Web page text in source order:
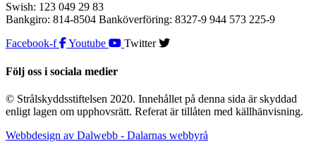
Swish: 123 049 29 83
Bankgiro: 814-8504 Banköverföring: 8327-9 944 573 225-9
Facebook-f
Youtube Twitter
Följ oss i sociala medier
© Strålskyddsstiftelsen 2020. Innehållet på denna sida är skyddad
enligt lagen om upphovsrätt. Referat är tillåten med källhänvisning.
Webbdesign av Dalwebb - Dalarnas webbyrå